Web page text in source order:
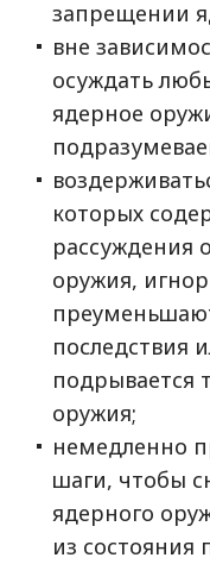
запрещении
вне
осуждать
ядерное
которых
рассуждения
оружия,
последствия
подрывается
оружия;
немедленно
шаги, чтобы
ядерного
из